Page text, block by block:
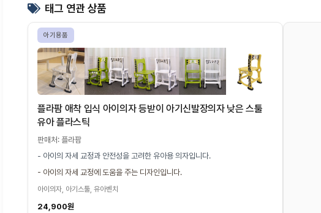
태그 연관 상품
아기용품
플라팜 애착 입식 아이의자 등받이 아기신발장의자 낮은 스툴
유아 플라스틱
판매처: 플라팜
- 아이의 자세 교정과 안전성을 고려한 유아용 의자입니다.
- 아이의 자세 교정에 도움을 주는 디자인입니다.
아이의자, 아기스툴, 유아벤치
24,900원